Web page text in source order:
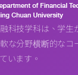
科技学科は、学
な分野横断的な
います。